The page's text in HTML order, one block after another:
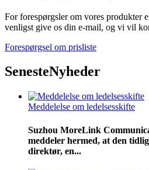
For forespørgsler om vores produkter
venligst give os din e-mail, og vi vil
Forespørgsel om prisliste
SenesteNyheder
Meddelelse om ledelsesskifte
Suzhou MoreLink
meddeler hermed, at den
direktør, en...